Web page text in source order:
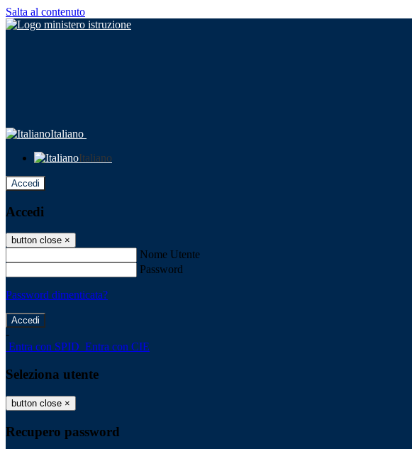
Salta al contenuto
Italiano
Italiano
Accedi
Accedi
button close ×
Nome Utente
Password
Password dimenticata?
-
Entra con SPID Entra con CIE
Seleziona utente
button close ×
Recupero password